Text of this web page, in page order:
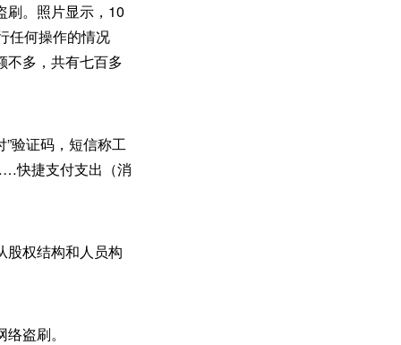
刷。照片显示，10
任何操作的情况
不多，共有七百多
验证码，短信称工
快捷支付支出（消
股权结构和人员构
盗刷。